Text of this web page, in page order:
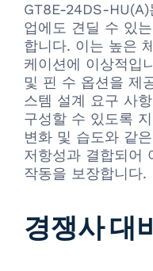
GT8E-24DS-
업에도 견딜 수 있
합니다. 이는 높은
케이션에 이상적입
및 핀 수 옵션을 제
스템 설계 요구 사
구성할 수 있도록
변화 및 습도와 같
저항성과 결합되어
작동을 보장합니다.
경쟁사 대